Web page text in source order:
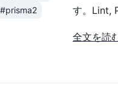
#prisma2
す。Lint,
だリポ
全文を読